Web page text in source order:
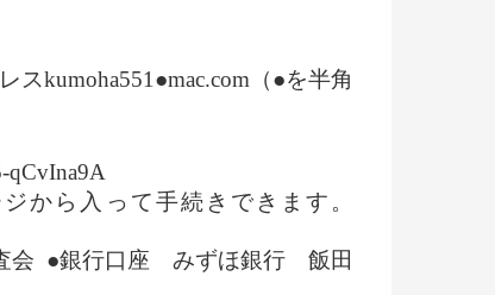
kumoha551●mac.com（●を半角
qCvIna9A
から入って手続きできます。
会 ●銀行口座 みずほ銀行 飯田